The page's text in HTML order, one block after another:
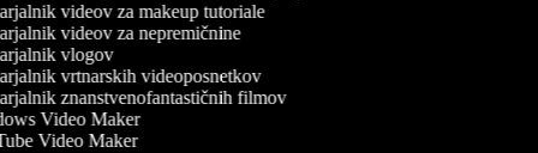
videov za makeup tutoriale
videov za nepremičnine
vlogov
vrtnarskih videoposnetkov
znanstvenofantastičnih filmov
Video Maker
Video Maker